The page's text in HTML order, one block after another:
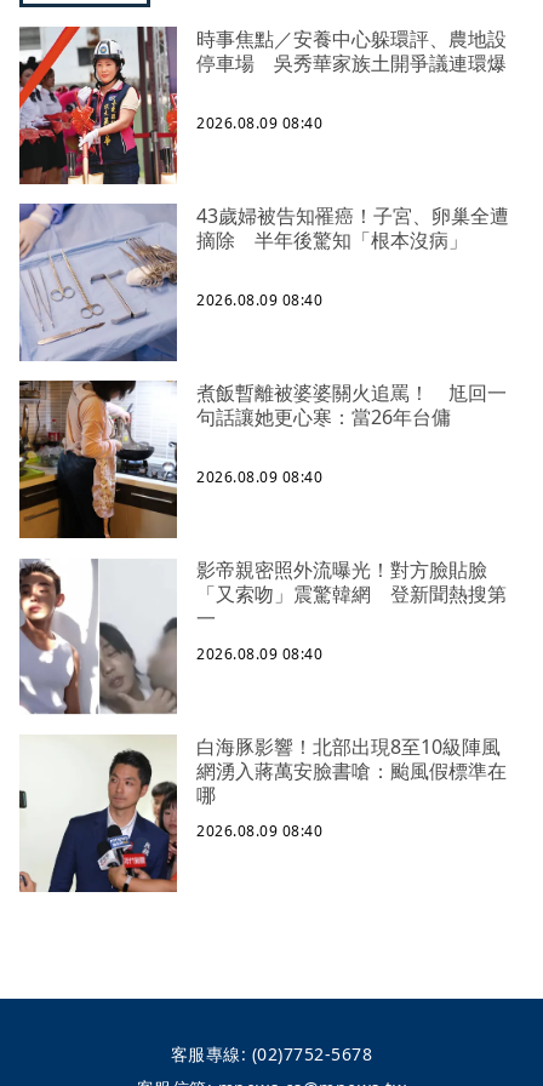
時事焦點／安養中心躲環評、農地設
停車場 吳秀華家族土開爭議連環爆
2026.08.09 08:40
43歲婦被告知罹癌！子宮、卵巢全遭
摘除 半年後驚知「根本沒病」
2026.08.09 08:40
煮飯暫離被婆婆關火追罵！ 尪回一
句話讓她更心寒：當26年台傭
2026.08.09 08:40
影帝親密照外流曝光！對方臉貼臉
「又索吻」震驚韓網 登新聞熱搜第
一
2026.08.09 08:40
白海豚影響！北部出現8至10級陣風
網湧入蔣萬安臉書嗆：颱風假標準在
哪
2026.08.09 08:40
客服專線: (02)7752-5678